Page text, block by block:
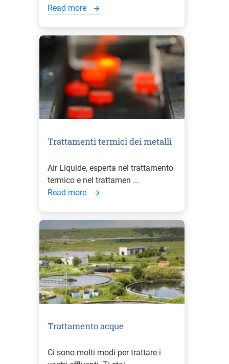
Read more
Trattamenti termici dei metalli
Air Liquide, esperta nel trattamento
termico e nel trattamen ...
Read more
Trattamento acque
Ci sono molti modi per trattare i